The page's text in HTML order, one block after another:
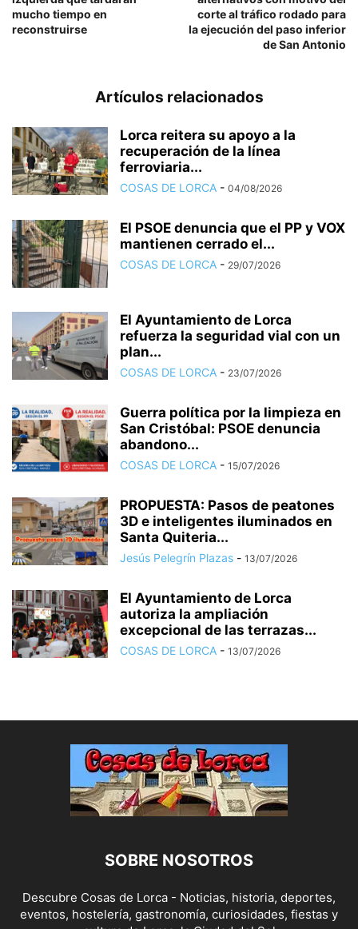
mucho tiempo en
reconstruirse
corte al tráfico rodado para
la ejecución del paso inferior
de San Antonio
Artículos relacionados
Lorca reitera su apoyo a la
recuperación de la línea
ferroviaria...
COSAS DE LORCA - 04/08/2026
El PSOE denuncia que el PP y VOX
mantienen cerrado el...
COSAS DE LORCA - 29/07/2026
El Ayuntamiento de Lorca
refuerza la seguridad vial con un
plan...
COSAS DE LORCA - 23/07/2026
Guerra política por la limpieza en
San Cristóbal: PSOE denuncia
abandono...
COSAS DE LORCA - 15/07/2026
PROPUESTA: Pasos de peatones
3D e inteligentes iluminados en
Santa Quiteria...
Jesús Pelegrín Plazas - 13/07/2026
El Ayuntamiento de Lorca
autoriza la ampliación
excepcional de las terrazas...
COSAS DE LORCA - 13/07/2026
SOBRE NOSOTROS
Descubre Cosas de Lorca - Noticias, historia, deportes,
eventos, hostelería, gastronomía, curiosidades, fiestas y